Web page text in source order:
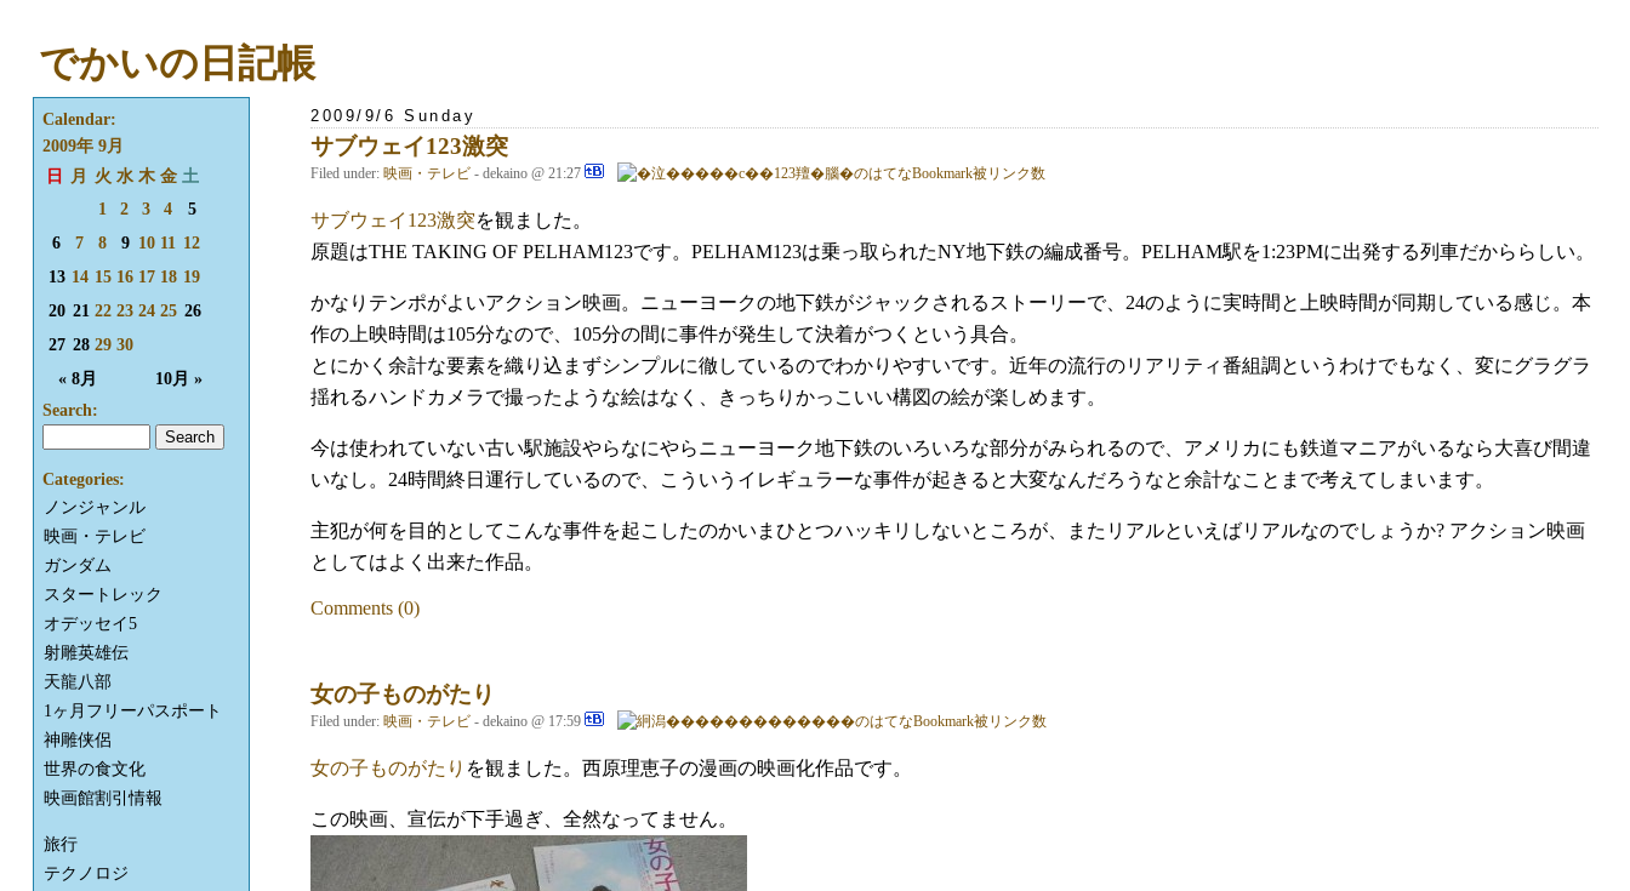
でかいの日記帳
2009/9/6 Sunday
サブウェイ123激突
Filed under: 映画・テレビ - dekaino @ 21:27
サブウェイ123激突を観ました。
原題はTHE TAKING OF PELHAM123です。PELHAM123は乗っ取られたNY地下鉄の編成番号。PELHAM駅を1:23PMに出発する列車だかららしい。
かなりテンポがよいアクション映画。ニューヨークの地下鉄がジャックされるストーリーで、24のように実時間と上映時間が同期している感じ。本
作の上映時間は105分なので、105分の間に事件が発生して決着がつくという具合。
とにかく余計な要素を織り込まずシンプルに徹しているのでわかりやすいです。近年の流行のリアリティ番組調というわけでもなく、変にグラグラ
揺れるハンドカメラで撮ったような絵はなく、きっちりかっこいい構図の絵が楽しめます。
今は使われていない古い駅施設やらなにやらニューヨーク地下鉄のいろいろな部分がみられるので、アメリカにも鉄道マニアがいるなら大喜び間違
いなし。24時間終日運行しているので、こういうイレギュラーな事件が起きると大変なんだろうなと余計なことまで考えてしまいます。
主犯が何を目的としてこんな事件を起こしたのかいまひとつハッキリしないところが、またリアルといえばリアルなのでしょうか? アクション映画
としてはよく出来た作品。
Comments (0)
女の子ものがたり
Filed under: 映画・テレビ - dekaino @ 17:59
女の子ものがたり を観ました。西原理恵子の漫画の映画化作品です。
この映画、宣伝が下手過ぎ、全然なってません。
Calendar:
2009年 9月
日
月 火 水 木 金 土
« 8月 10月 »
1 2 3 4
5
6
7 8 9 10 11
12
13 14 15 16 17 18 19
20 21 22 23 24 25 26
27 28 29 30
Search:
Categories:
ノンジャンル
映画・テレビ
ガンダム
スタートレック
オデッセイ5
射雕英雄伝
天龍八部
1ヶ月フリーパスポート
神雕侠侶
世界の食文化
映画館割引情報
旅行
テクノロジ